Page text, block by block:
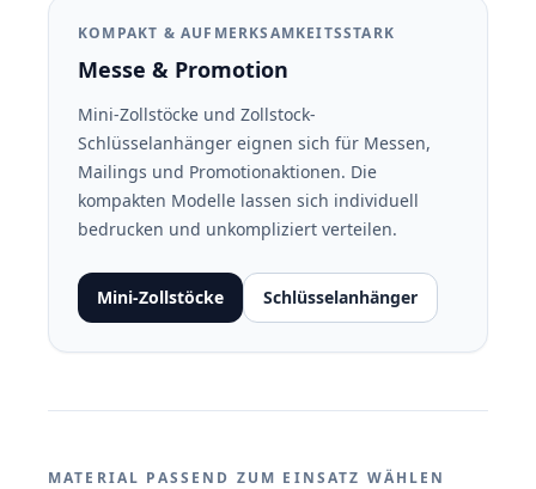
KOMPAKT & AUFMERKSAMKEITSSTARK
Messe & Promotion
Mini-Zollstöcke und Zollstock-
Schlüsselanhänger eignen sich für Messen,
Mailings und Promotionaktionen. Die
kompakten Modelle lassen sich individuell
bedrucken und unkompliziert verteilen.
Mini-Zollstöcke Schlüsselanhänger
MATERIAL PASSEND ZUM EINSATZ WÄHLEN